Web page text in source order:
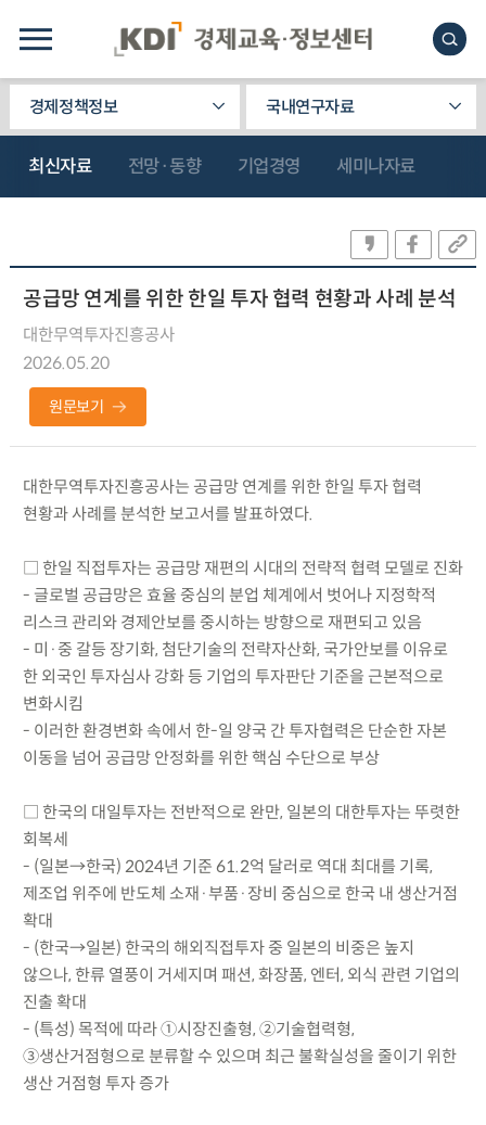
경제정책정보 국내연구자료
최신자료 전망·동향 기업경영 세미나자료
공급망 연계를 위한 한일 투자 협력 현황과 사례 분석
대한무역투자진흥공사
2026.05.20
원문보기
대한무역투자진흥공사는 공급망 연계를 위한 한일 투자 협력
현황과 사례를 분석한 보고서를 발표하였다.
□ 한일 직접투자는 공급망 재편의 시대의 전략적 협력 모델로 진화
- 글로벌 공급망은 효율 중심의 분업 체계에서 벗어나 지정학적
리스크 관리와 경제안보를 중시하는 방향으로 재편되고 있음
- 미·중 갈등 장기화, 첨단기술의 전략자산화, 국가안보를 이유로
한 외국인 투자심사 강화 등 기업의 투자판단 기준을 근본적으로
변화시킴
- 이러한 환경변화 속에서 한-일 양국 간 투자협력은 단순한 자본
이동을 넘어 공급망 안정화를 위한 핵심 수단으로 부상
□ 한국의 대일투자는 전반적으로 완만, 일본의 대한투자는 뚜렷한
회복세
- (일본→한국) 2024년 기준 61.2억 달러로 역대 최대를 기록,
제조업 위주에 반도체 소재·부품·장비 중심으로 한국 내 생산거점
확대
- (한국→일본) 한국의 해외직접투자 중 일본의 비중은 높지
않으나, 한류 열풍이 거세지며 패션, 화장품, 엔터, 외식 관련 기업의
진출 확대
- (특성) 목적에 따라 ①시장진출형, ②기술협력형,
③생산거점형으로 분류할 수 있으며 최근 불확실성을 줄이기 위한
생산 거점형 투자 증가